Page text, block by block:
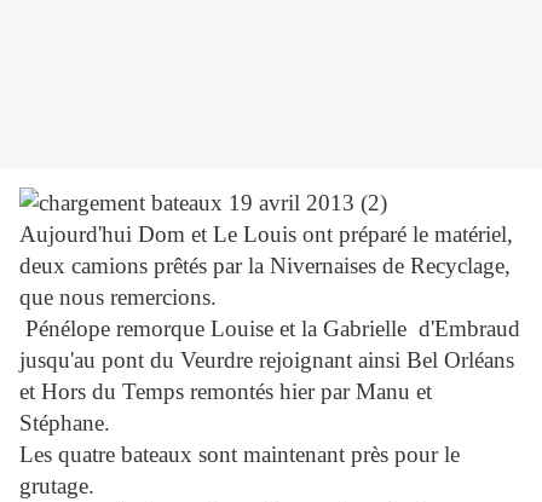
Aujourd'hui Dom et Le Louis ont préparé le matériel,
deux camions prêtés par la Nivernaises de Recyclage,
que nous remercions.
Pénélope remorque Louise et la Gabrielle d'Embraud
jusqu'au pont du Veurdre rejoignant ainsi Bel Orléans
et Hors du Temps remontés hier par Manu et
Stéphane.
Les quatre bateaux sont maintenant près pour le
grutage.